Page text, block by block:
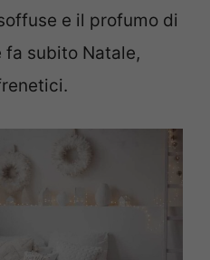
e il profumo di
fa subito Natale,